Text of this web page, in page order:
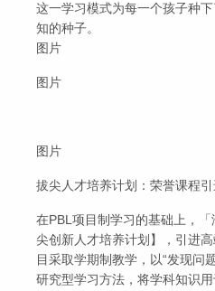
这一学习模式为每一个孩子种
知的种子。
图片
图片
图片
拔尖人才培养计划：荣誉课程
在PBL项目制学习的基础上，
尖创新人才培养计划】，引进
目采取学期制教学，以“发现问
研究型学习方法，将学科知识